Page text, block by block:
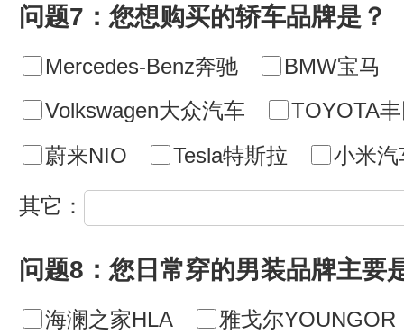
问题7：您想购买的轿车品牌是？
Mercedes-Benz奔驰
BMW宝马
Volkswagen大众汽车
TOYOTA
蔚来NIO
Tesla特斯拉 小米汽
其它：
问题8：您日常穿的男装品牌主要
海澜之家HLA
雅戈尔YOUNGOR